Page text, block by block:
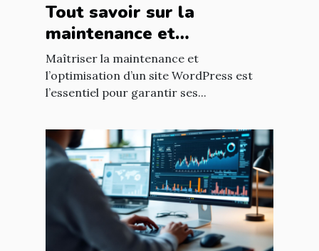
Tout savoir sur la
maintenance et
l'optimisation de sites
WordPress
Maîtriser la maintenance et
l’optimisation d’un site WordPress est
l’essentiel pour garantir ses...